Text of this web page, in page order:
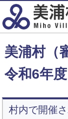
美浦村（
令和6年度
村内で開催